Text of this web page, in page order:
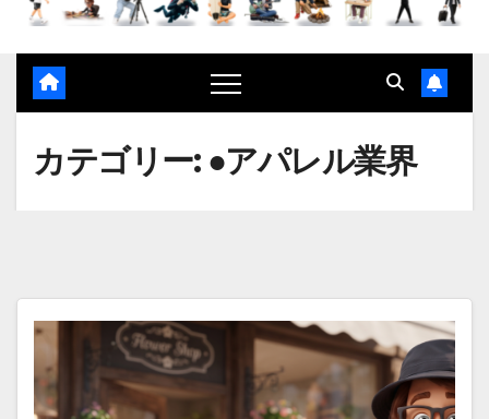
カテゴリー: ●アパレル業界